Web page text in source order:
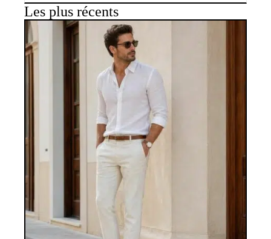
Les plus récents